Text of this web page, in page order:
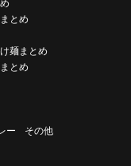
とめ
麺まとめ
とめ
ー その他